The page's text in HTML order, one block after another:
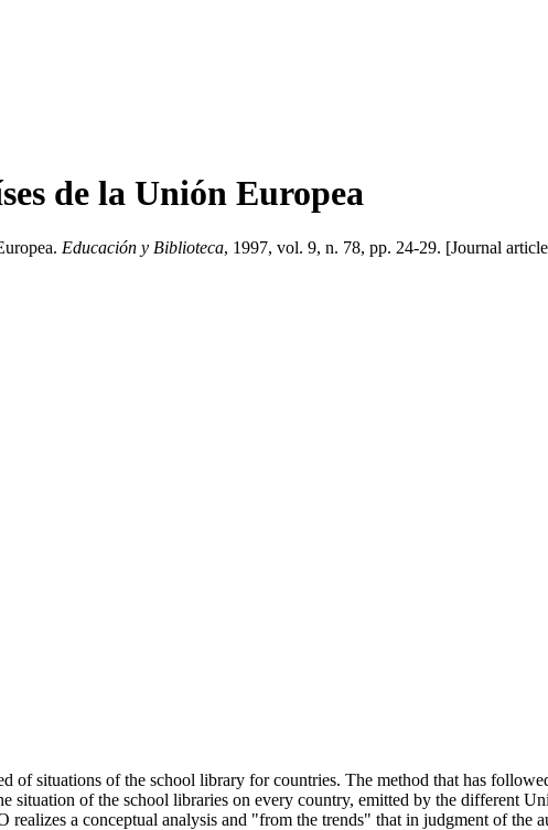
de la Unión Europea
Educación y Biblioteca, 1997, vol. 9, n. 78, pp. 24-29. [Journal
of situations of the school library for countries. The method that has
situation of the school libraries on every country, emitted by the different
a conceptual analysis and "from the trends" that in judgment of the